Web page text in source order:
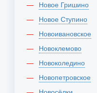
Новое Гришино
Новое Ступино
Новоивановское
Новоклемово
Новоколедино
Новопетровское